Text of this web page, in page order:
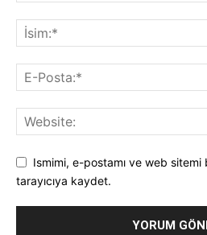
Ismimi, e-postamı ve web
tarayıcıya kaydet.